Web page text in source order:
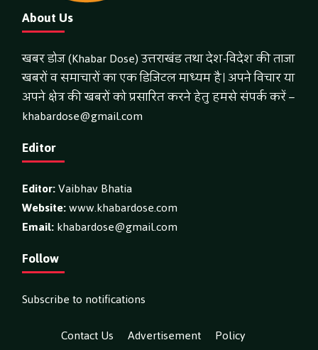
About Us
खबर डोज (Khabar Dose) उत्तराखंड तथा देश-विदेश की ताजा
खबरों व समाचारों का एक डिजिटल माध्यम है। अपने विचार या
अपने क्षेत्र की खबरों को प्रसारित करने हेतु हमसे संपर्क करें –
khabardose@gmail.com
Editor
Editor:Vaibhav Bhatia
Website:www.khabardose.com
Email:khabardose@gmail.com
Follow
Subscribe to notifications
Contact Us
Advertisement Policy